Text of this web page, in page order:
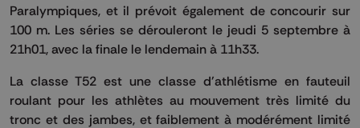
Paralympiques, et il prévoit également de concourir sur
100 m. Les séries se dérouleront le jeudi 5 septembre à
21h01, avec la finale le lendemain à 11h33.
La classe T52 est une classe d'athlétisme en fauteuil
roulant pour les athlètes au mouvement très limité du
tronc et des jambes, et faiblement à modérément limité